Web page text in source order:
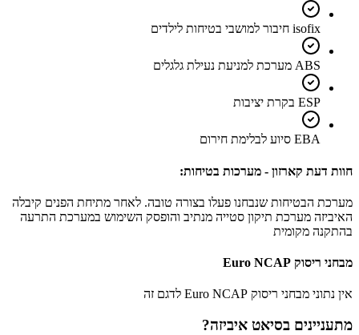
isofix חיבור למושבי בטיחות לילדים
ABS מערכת למניעת נעילת גלגלים
ESP בקרת יציבות
EBA סיוע לבלימת חירום
חוות דעת קארזון - מערכות בטיחות:
מערכת הבטיחות שנבחנו פעלו בצורה טובה. לאחר מתיחת הפנים קיבלה
האיביזה מערכת תיקון סטייה מנתיב והופסק השימוש במערכת התרעה
בהתקנה מקומית
מבחני ריסוק Euro NCAP
אין נתוני מבחני ריסוק Euro NCAP לדגם זה
מתעניינים בסיאט איביזה?